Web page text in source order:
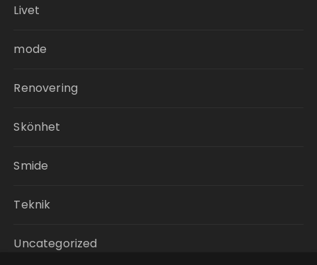
Livet
mode
Renovering
Skönhet
Smide
Teknik
Uncategorized